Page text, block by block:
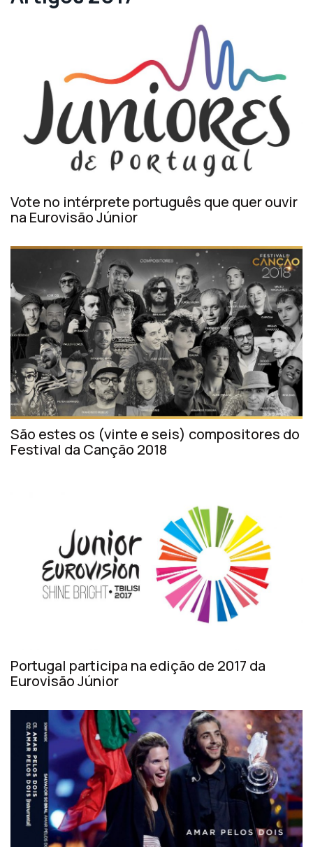
Vote no intérprete português que quer ouvir
na Eurovisão Júnior
São estes os (vinte e seis) compositores do
Festival da Canção 2018
Portugal participa na edição de 2017 da
Eurovisão Júnior